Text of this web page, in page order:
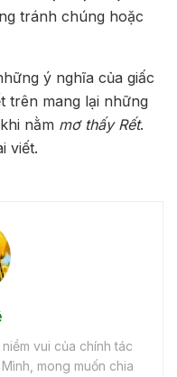
tránh chúng hoặc
ý nghĩa của giấc
trên mang lại những
nằm mơ thấy Rết.
viết.
vui của chính tác
mong muốn chia